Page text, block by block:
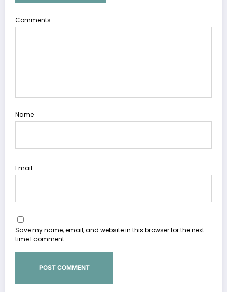
Comments
Name
Email
Save my name, email, and website in this browser for the next
time I comment.